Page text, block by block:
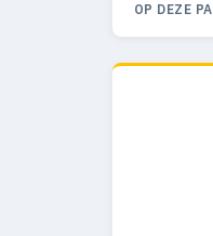
OP DEZE